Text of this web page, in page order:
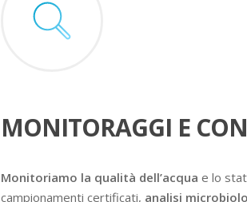
MONITORAGGI E
Monitoriamo la qualità dell’acqua e lo
campionamenti certificati, analisi